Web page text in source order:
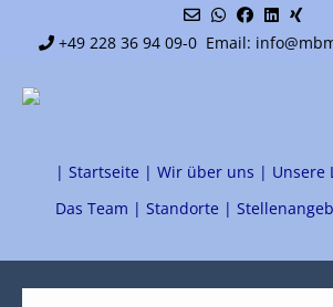
+49 228 36 94 09-0 Email:
| Startseite | Wir über uns | Unsere
Das Team | Standorte |